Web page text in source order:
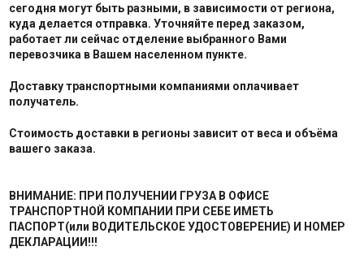
сегодня могут быть разными, в зависимости от региона,
куда делается отправка. Уточняйте перед заказом,
работает ли сейчас отделение выбранного Вами
перевозчика в Вашем населенном пункте.
Доставку транспортными компаниями оплачивает
получатель.
Стоимость доставки в регионы зависит от веса и объёма
вашего заказа.
ВНИМАНИЕ: ПРИ ПОЛУЧЕНИИ ГРУЗА В ОФИСЕ
ТРАНСПОРТНОЙ КОМПАНИИ ПРИ СЕБЕ ИМЕТЬ
ПАСПОРТ(или ВОДИТЕЛЬСКОЕ УДОСТОВЕРЕНИЕ) И НОМЕР
ДЕКЛАРАЦИИ!!!